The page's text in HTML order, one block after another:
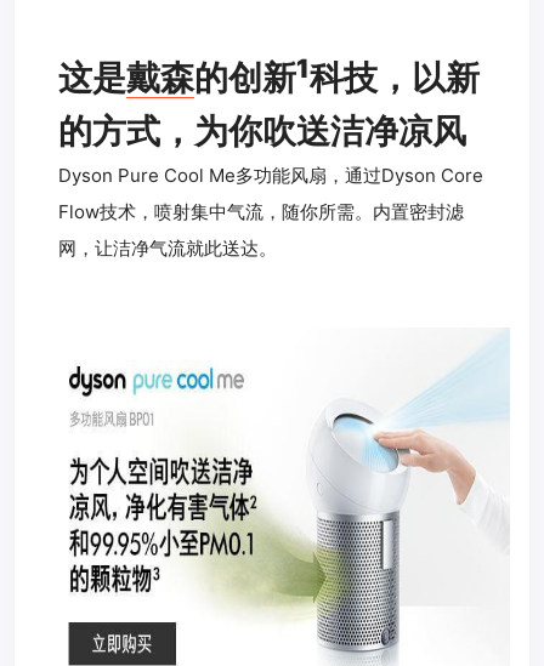
这是戴森的创新1科技， 以新
的方式，为你吹送洁净凉风
Dyson Pure Cool Me多功能风扇，通过Dyson Core
Flow技术，喷射集中气流，随你所需。内置密封滤
网，让洁净气流就此送达。